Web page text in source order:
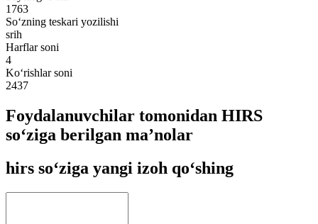
1763
So‘zning teskari yozilishi
srih
Harflar soni
4
Ko‘rishlar soni
2437
Foydalanuvchilar tomonidan HIRS
so‘ziga berilgan ma’nolar
hirs so‘ziga yangi izoh qo‘shing